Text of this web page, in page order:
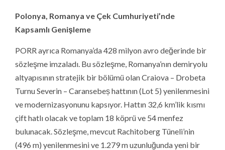
Polonya, Romanya ve Çek Cumhuriyeti’nde
Kapsamlı Genişleme
PORR ayrıca Romanya’da 428 milyon avro değerinde bir
sözleşme imzaladı. Bu sözleşme, Romanya’nın demiryolu
altyapısının stratejik bir bölümü olan Craiova – Drobeta
Turnu Severin – Caransebeș hattının (Lot 5) yenilenmesini
ve modernizasyonunu kapsıyor. Hattın 32,6 km’lik kısmı
çift hatlı olacak ve toplam 18 köprü ve 54 menfez
bulunacak. Sözleşme, mevcut Rachitoberg Tüneli’nin
(496 m) yenilenmesini ve 1.279 m uzunluğunda yeni bir